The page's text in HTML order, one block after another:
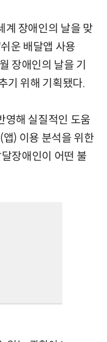
계 장애인의 날을 맞
운 배달앱 사용
장애인의 날을 기
기 위해 기획됐다.
영해 실질적인 도움
) 이용 분석을 위한
장애인이 어떤 불